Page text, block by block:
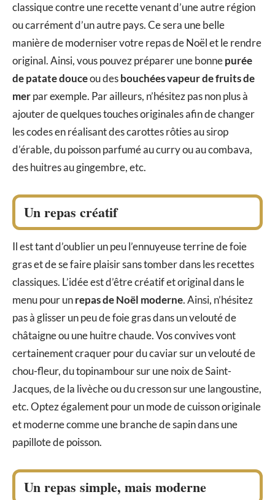
classique contre une recette venant d’une autre région
ou carrément d’un autre pays. Ce sera une belle
manière de moderniser votre repas de Noël et le rendre
original. Ainsi, vous pouvez préparer une bonnepurée
de patate douceou desbouchéesvapeur de fruits de
merpar exemple. Par ailleurs, n’hésitez pas non plus à
ajouter de quelques touches originales afin de changer
les codes en réalisant des carottes rôties au sirop
d’érable, du poisson parfumé au curry ou au combava,
des huitres au gingembre, etc.
Un repas créatif
Il est tant d’oublier un peu l’ennuyeuse terrine de foie
gras et de se faire plaisir sans tomber dans les recettes
classiques. L’idée est d’être créatif et original dans le
menu pour unrepas de Noël moderne. Ainsi, n’hésitez
pas à glisser un peu de foie gras dans un velouté de
châtaigne ou une huitre chaude. Vos convives vont
certainement craquer pour du caviar sur un velouté de
chou-fleur, du topinambour sur une noix de Saint-
Jacques, de la livèche ou du cresson sur une langoustine,
etc. Optez également pour un mode de cuisson originale
et moderne comme une branche de sapin dans une
papillote de poisson.
Un repas simple, mais moderne